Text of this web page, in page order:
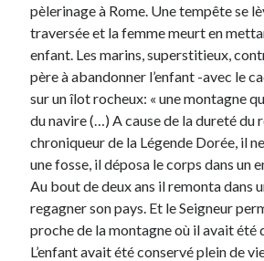
pèlerinage à Rome. Une tempête se
traversée et la femme meurt en
enfant. Les marins, superstitieux,
père à abandonner l’enfant -avec le
sur un îlot rocheux: « une montagne
du navire (…) A cause de la dureté du
chroniqueur de la Légende Dorée, il
une fosse, il déposa le corps dans un
Au bout de deux ans il remonta dans
regagner son pays. Et le Seigneur
proche de la montagne où il avait été
L’enfant avait été conservé plein de